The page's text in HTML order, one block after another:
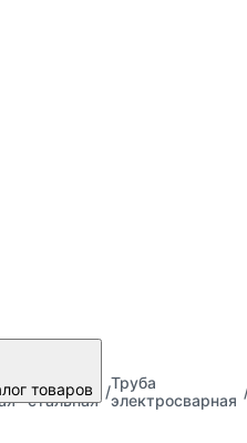
товаров
Труба
стальная
Труба
электросварная